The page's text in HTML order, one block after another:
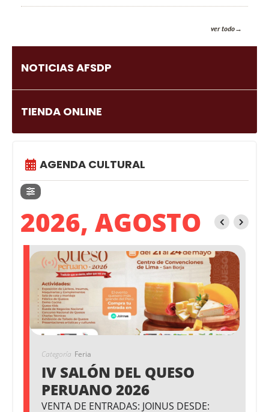
ver todo
NOTICIAS AFSDP
TIENDA ONLINE
AGENDA CULTURAL
2026, AGOSTO
Categoría Feria
IV SALÓN DEL QUESO
PERUANO 2026
VENTA DE ENTRADAS: JOINUS DESDE: